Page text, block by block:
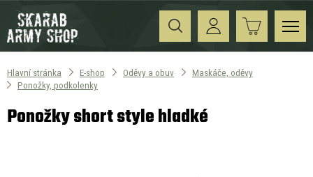
Hlavní stránka E-shop Oděvy a obuv
Maskáče, oděvy
Ponožky, podkolenky
Ponožky short style hladké